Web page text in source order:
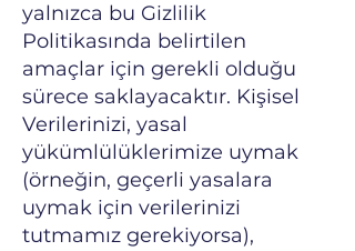
yalnızca bu Gizlilik
Politikasında belirtilen
amaçlar için gerekli olduğu
sürece saklayacaktır. Kişisel
Verilerinizi, yasal
yükümlülüklerimize uymak
(örneğin, geçerli yasalara
uymak için verilerinizi
tutmamız gerekiyorsa),